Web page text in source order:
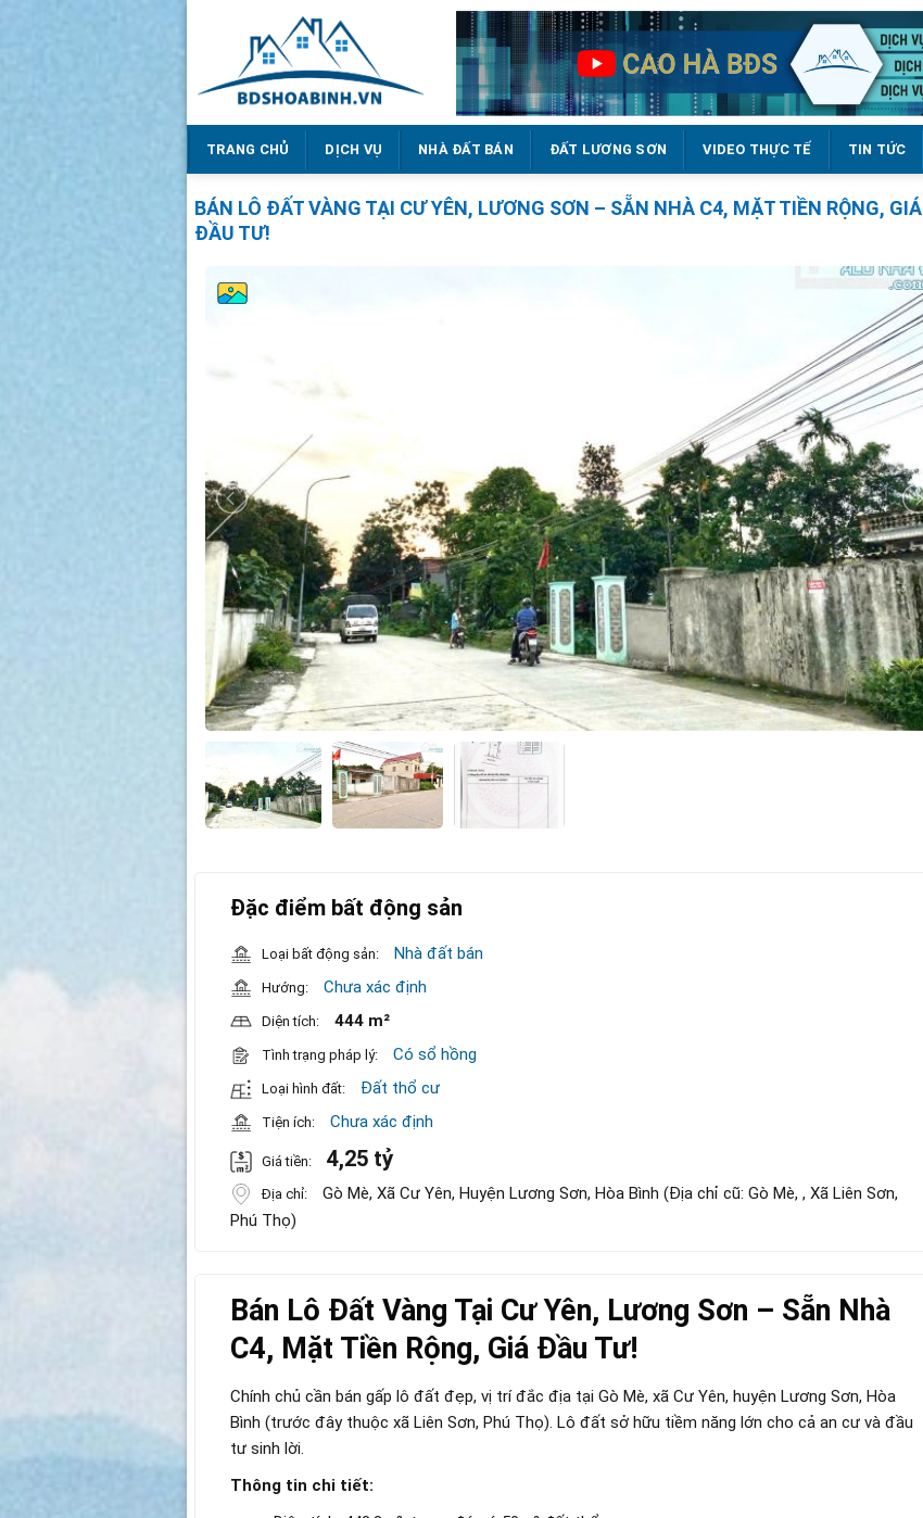
dung
TRANG CHỦ DỊCH VỤ NHÀ ĐẤT BÁN ĐẤT LƯƠNG SƠN VIDEO THỰC TẾ TIN TỨC
BÁN LÔ ĐẤT VÀNG TẠI CƯ YÊN, LƯƠNG SƠN – SẴN NHÀ C4, MẶT TIỀN RỘNG, GIÁ
ĐẦU TƯ!
Đặc điểm bất động sản
Loại bất động sản: Nhà đất bán
Hướng: Chưa xác định
Diện tích: 444 m²
Tình trạng pháp lý: Có sổ hồng
Loại hình đất: Đất thổ cư
Tiện ích: Chưa xác định
Giá tiền: 4,25 tỷ
Địa chỉ:
Gò Mè, Xã Cư Yên, Huyện Lương Sơn, Hòa Bình (Địa chỉ cũ: Gò Mè, , Xã Liên Sơn,
Phú Thọ)
Bán Lô Đất Vàng Tại Cư Yên, Lương Sơn – Sẵn Nhà
C4, Mặt Tiền Rộng, Giá Đầu Tư!
Chính chủ cần bán gấp lô đất đẹp, vị trí đắc địa tại Gò Mè, xã Cư Yên, huyện Lương Sơn, Hòa
Bình (trước đây thuộc xã Liên Sơn, Phú Thọ). Lô đất sở hữu tiềm năng lớn cho cả an cư và đầu
tư sinh lời.
Thông tin chi tiết: